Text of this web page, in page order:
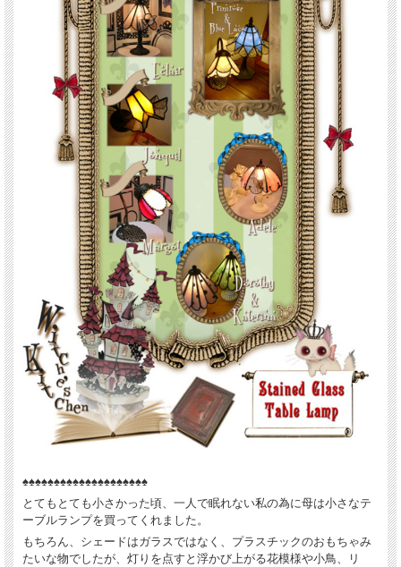
♠♠♠♠♠♠♠♠♠♠♠♠♠♠♠♠♠♠♠♠
とてもとても小さかった頃、一人で眠れない私の為に母は小さなテ
ーブルランプを買ってくれました。
もちろん、シェードはガラスではなく、プラスチックのおもちゃみ
たいな物でしたが、灯りを点すと浮かび上がる花模様や小鳥、リ